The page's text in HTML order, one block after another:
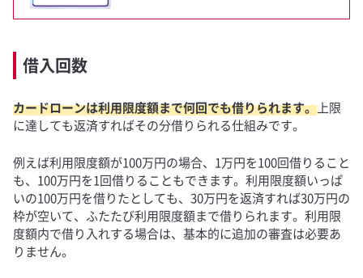
借入回数
カードローンは利用限度額まで何回でも借りられます。 上限
に達しても返済すればその分借りられる仕組みです。
例えば利用限度額が100万円の場合、1万円を100回借りること
も、100万円を1回借りることもできます。利用限度額いっぱ
いの100万円を借りたとしても、30万円を返済すれば30万円の
枠が空いて、ふたたび利用限度額まで借りられます。利用限
度額内で借り入れする場合は、基本的に追加の審査は必要あ
りません。